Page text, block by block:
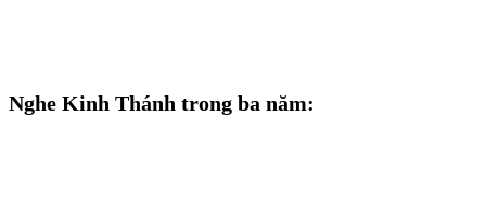
Nghe Kinh Thánh trong ba năm: